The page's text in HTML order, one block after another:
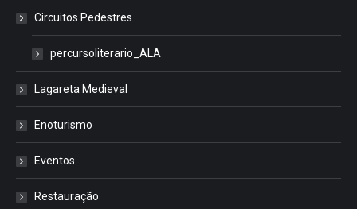
Circuitos Pedestres
percursoliterario_ALA
Lagareta Medieval
Enoturismo
Eventos
Restauração